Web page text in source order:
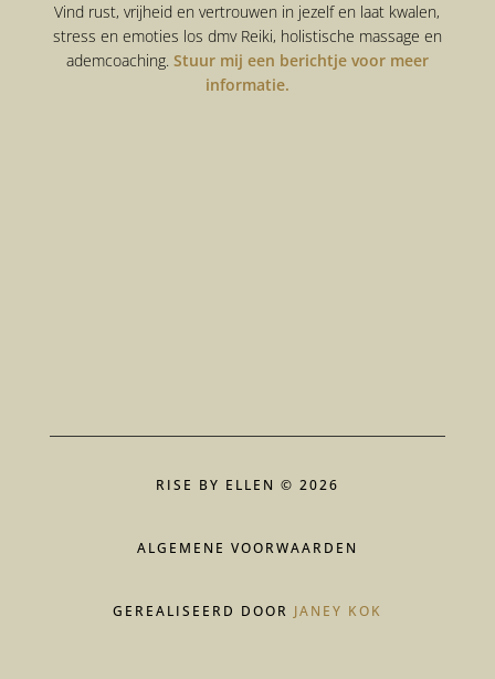
Vind rust, vrijheid en vertrouwen in jezelf en laat kwalen,
stress en emoties los dmv Reiki, holistische massage en
ademcoaching. Stuur mij een berichtje voor meer
informatie.
RISE BY ELLEN © 2026
ALGEMENE VOORWAARDEN
GEREALISEERD DOOR JANEY KOK